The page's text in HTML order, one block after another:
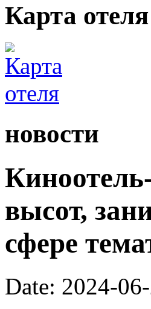
Карта отеля
новости
высот,
сфере
Date: 2024-